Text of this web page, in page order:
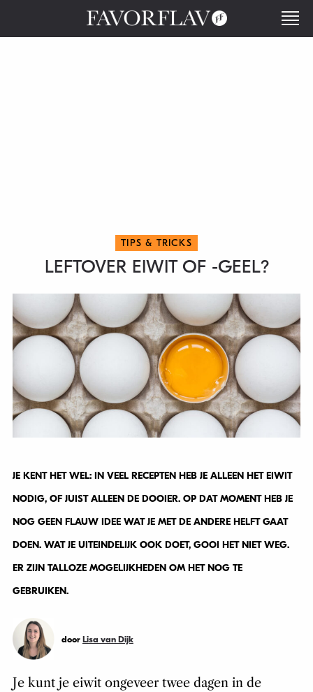
TIPS & TRICKS
LEFTOVER EIWIT OF -GEEL?
JE KENT HET WEL: IN VEEL RECEPTEN HEB JE ALLEEN HET EIWIT
NODIG, OF JUIST ALLEEN DE DOOIER. OP DAT MOMENT HEB JE
NOG GEEN FLAUW IDEE WAT JE MET DE ANDERE HELFT GAAT
DOEN. WAT JE UITEINDELIJK OOK DOET, GOOI HET NIET WEG.
ER ZIJN TALLOZE MOGELIJKHEDEN OM HET NOG TE
GEBRUIKEN.
door Lisa van Dijk
Je kunt je eiwit ongeveer twee dagen in de